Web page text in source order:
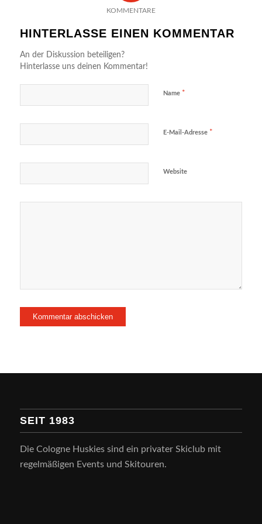
KOMMENTARE
HINTERLASSE EINEN KOMMENTAR
An der Diskussion beteiligen?
Hinterlasse uns deinen Kommentar!
Name *
E-Mail-Adresse *
Website
SEIT 1983
Die Cologne Huskies sind ein privater Skiclub mit
regelmäßigen Events und Skitouren.